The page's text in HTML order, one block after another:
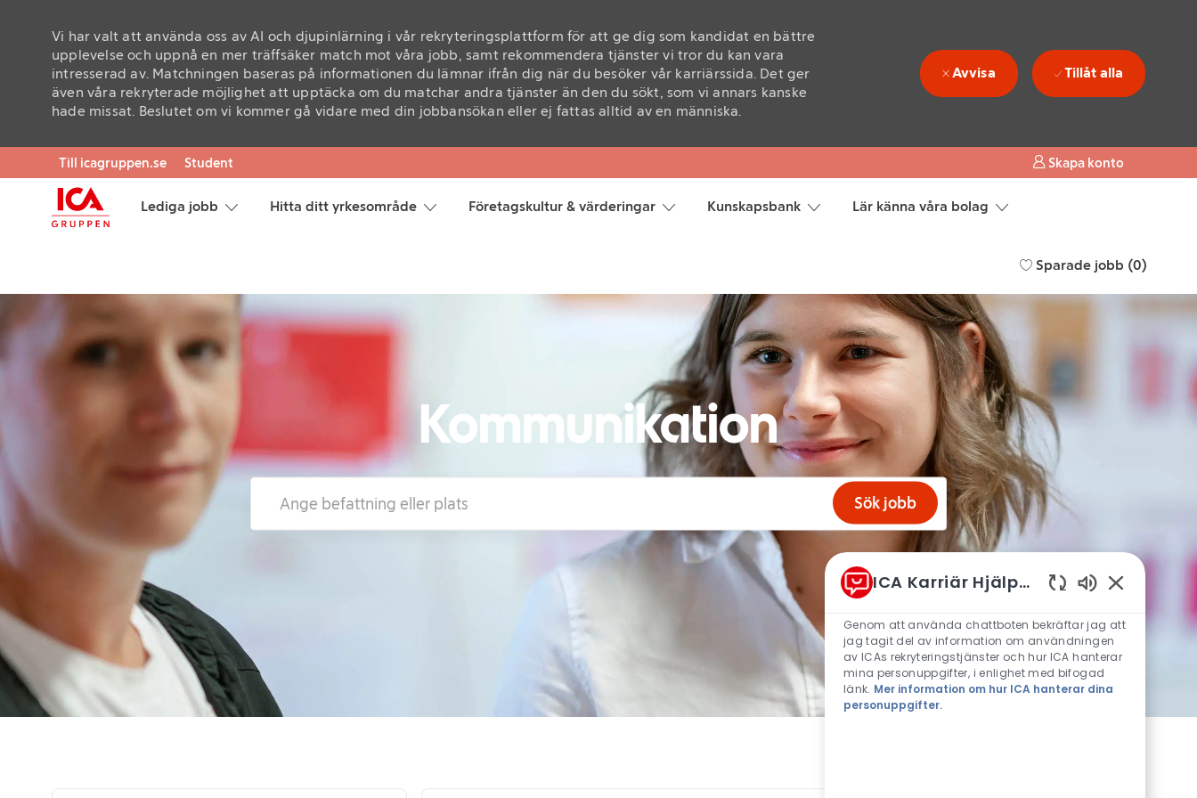
Skip to main content
Till icagruppen.se Student Skapa konto
Lediga jobb Hitta ditt yrkesområde Företagskultur & värderingar Kunskapsbank Lär känna våra bolag
Sparade jobb (0)
Vi har valt att använda oss av AI och djupinlärning i vår rekryteringsplattform för att ge dig som kandidat en bättre
upplevelse och uppnå en mer träffsäker match mot våra jobb, samt rekommendera tjänster vi tror du kan vara
intresserad av. Matchningen baseras på informationen du lämnar ifrån dig när du besöker vår karriärssida. Det ger
även våra rekryterade möjlighet att upptäcka om du matchar andra tjänster än den du sökt, som vi annars kanske
hade missat. Beslutet om vi kommer gå vidare med din jobbansökan eller ej fattas alltid av en människa.
Avvisa Tillåt alla
Kommunikation
Sök jobb
ICA Karriär Hjälprobot
Genom att använda chattboten bekräftar jag att
jag tagit del av information om användningen
av ICAs rekryteringstjänster och hur ICA hanterar
mina personuppgifter, i enlighet med bifogad
länk. Mer information om hur ICA hanterar dina
personuppgifter.